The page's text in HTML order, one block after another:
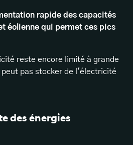
rapide des capacités
éolienne qui permet ces pics
reste encore limité à grande
pas stocker de l'électricité
des énergies